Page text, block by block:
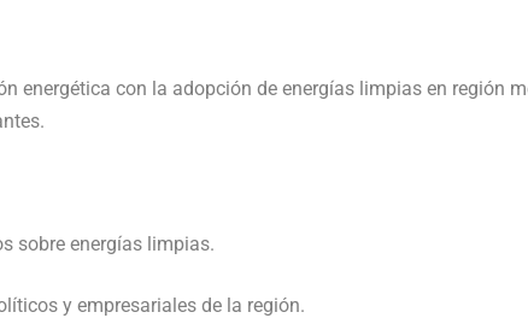
energética con la adopción de energías limpias en región
sobre energías limpias.
y empresariales de la región.